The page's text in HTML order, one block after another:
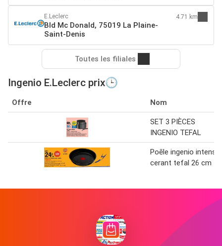
E.Leclerc
Bld Mc Donald, 75019 La Plaine-
Saint-Denis
4.71 km
Toutes les filiales
Ingenio E.Leclerc prix🕒
Offre Nom
SET 3 PIÈCES
INGENIO TEFAL
Poēle ingenio intens
cerant tefal 26 cm